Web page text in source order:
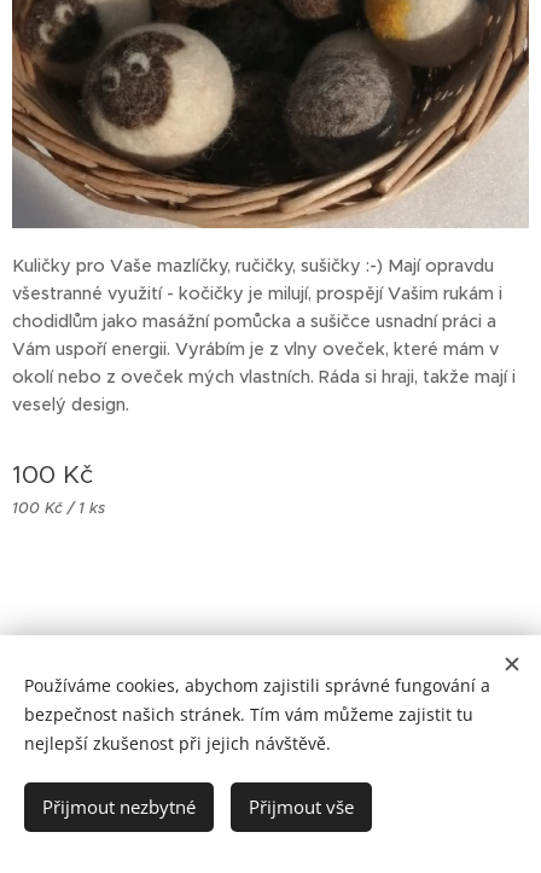
Kuličky pro Vaše mazlíčky, ručičky, sušičky :-) Mají opravdu
všestranné využití - kočičky je milují, prospějí Vašim rukám i
chodidlům jako masážní pomůcka a sušičce usnadní práci a
Vám uspoří energii. Vyrábím je z vlny oveček, které mám v
okolí nebo z oveček mých vlastních. Ráda si hraji, takže mají i
veselý design.
100 Kč
100 Kč / 1 ks
Do košíku
Cookies
Používáme cookies, abychom zajistili správné fungování a
bezpečnost našich stránek. Tím vám můžeme zajistit tu
nejlepší zkušenost při jejich návštěvě.
Přijmout nezbytné Přijmout vše